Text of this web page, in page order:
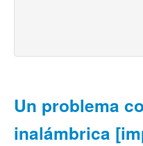
Un problema
inalámbrica